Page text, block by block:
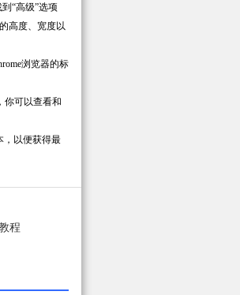
“高级”选项
高度、宽度以
浏览器的标
你可以查看和
，以便获得最
程